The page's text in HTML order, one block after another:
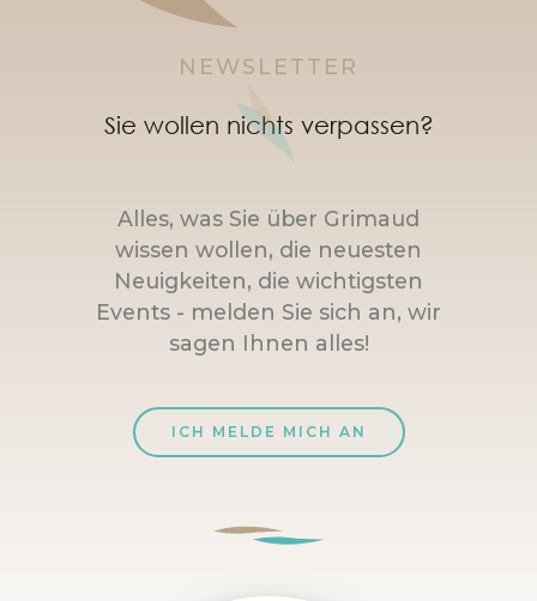
NEWSLETTER
Sie wollen nichts verpassen?
Alles, was Sie über Grimaud
wissen wollen, die neuesten
Neuigkeiten, die wichtigsten
Events - melden Sie sich an, wir
sagen Ihnen alles!
ICH MELDE MICH AN